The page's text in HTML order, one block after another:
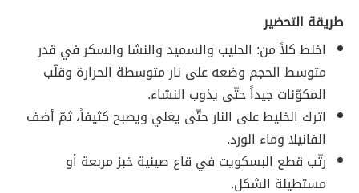
طريقة التحضير
اخلط كلاً من: الحليب والسميد والنشا والسكر في قدر
متوسط الحجم وضعه على نار متوسطة الحرارة وقلّب
المكوّنات جيداً حتّى يذوب النشاء.
اترك الخليط على النار حتّى يغلي ويصبح كثيفاً، ثمّ أضف
الفانيلا وماء الورد.
رتّب قطع البسكويت في قاع صينية خبز مربعة أو
مستطيلة الشكل.